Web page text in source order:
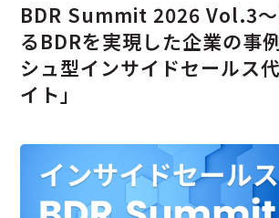
BDR Summit 2026 Vol.3〜
るBDRを実現した企業の事
シュ型インサイドセールス
イト」